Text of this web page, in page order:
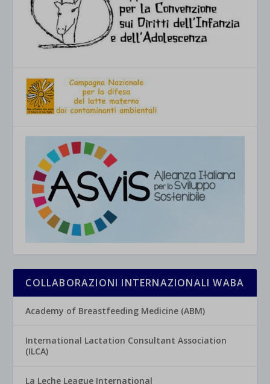
COLLABORAZIONI INTERNAZIONALI WABA
Academy of Breastfeeding Medicine (ABM)
International Lactation Consultant Association
(ILCA)
La Leche League International